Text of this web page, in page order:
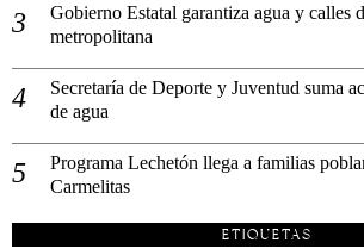
Gobierno Estatal garantiza agua y calles
metropolitana
Secretaría de Deporte y Juventud suma
de agua
Programa Lechetón llega a familias
Carmelitas
ETIQUETAS